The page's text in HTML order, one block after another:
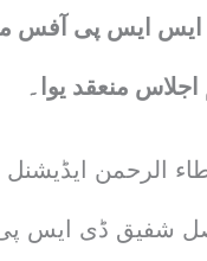
ایس ایس پی آفس
منعقد یوا۔
الرحمن
شفیق ڈی ایس